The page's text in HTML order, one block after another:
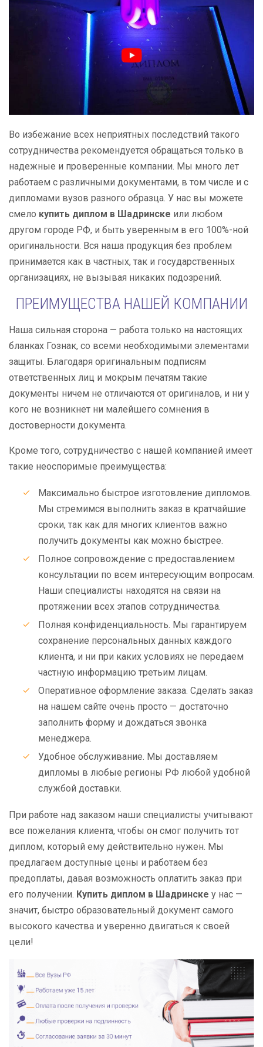
Во избежание всех неприятных последствий такого
сотрудничества рекомендуется обращаться только в
надежные и проверенные компании. Мы много лет
работаем с различными документами, в том числе и с
дипломами вузов разного образца. У нас вы можете
смело купить диплом в Шадринске или любом
другом городе РФ, и быть уверенным в его 100%-ной
оригинальности. Вся наша продукция без проблем
принимается как в частных, так и государственных
организациях, не вызывая никаких подозрений.
ПРЕИМУЩЕСТВА НАШЕЙ КОМПАНИИ
Наша сильная сторона — работа только на настоящих
бланках Гознак, со всеми необходимыми элементами
защиты. Благодаря оригинальным подписям
ответственных лиц и мокрым печатям такие
документы ничем не отличаются от оригиналов, и ни у
кого не возникнет ни малейшего сомнения в
достоверности документа.
Кроме того, сотрудничество с нашей компанией имеет
такие неоспоримые преимущества:
Максимально быстрое изготовление дипломов.
Мы стремимся выполнить заказ в кратчайшие
сроки, так как для многих клиентов важно
получить документы как можно быстрее.
Полное сопровождение с предоставлением
консультации по всем интересующим вопросам.
Наши специалисты находятся на связи на
протяжении всех этапов сотрудничества.
Полная конфиденциальность. Мы гарантируем
сохранение персональных данных каждого
клиента, и ни при каких условиях не передаем
частную информацию третьим лицам.
Оперативное оформление заказа. Сделать заказ
на нашем сайте очень просто — достаточно
заполнить форму и дождаться звонка
менеджера.
Удобное обслуживание. Мы доставляем
дипломы в любые регионы РФ любой удобной
службой доставки.
При работе над заказом наши специалисты учитывают
все пожелания клиента, чтобы он смог получить тот
диплом, который ему действительно нужен. Мы
предлагаем доступные цены и работаем без
предоплаты, давая возможность оплатить заказ при
его получении. Купить диплом в Шадринске у нас —
значит, быстро образовательный документ самого
высокого качества и уверенно двигаться к своей
цели!